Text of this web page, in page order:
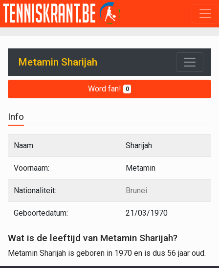
Metamin Sharijah
Word fan! 0
Info
Naam: Sharijah
Voornaam: Metamin
Nationaliteit: Brunei
Geboortedatum: 21/03/1970
Wat is de leeftijd van Metamin Sharijah?
Metamin Sharijah is geboren in 1970 en is dus 56 jaar oud.